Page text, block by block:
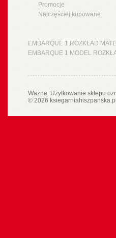
Promocje
Najczęściej kupowane
EMBARQUE 1 ROZKŁAD
EMBARQUE 1 MODEL
Ważne: Użytkowanie sklepu
© 2026